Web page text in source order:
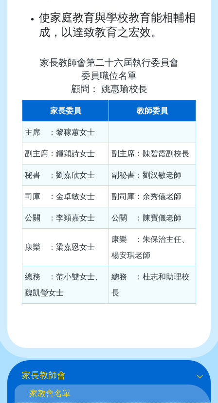
使家庭教育與學校教育能相輔相
成，以達致教育之宏效。
家長教師會第二十六屆執行委員會
委員職位名單
顧問： 姚惠瑜校長
家長委員 教師委員
主席 ：黎稼蕙女士
副主席：鍾穎詩女士 副主席：陳碧霞副校長
秘書 ：劉嘉欣女士 副秘書：劉汉敏老師
司庫 ：金卓敏女士 副司庫：余秀儀老師
公關 ：李穎嘉女士 公關 ：陳寶儀老師
康樂 ：梁嘉恩女士
康樂 ：朱保治主任、
楊安琪老師
總務 ：范小雙女士、
魏凱瑩女士
總務 ：杜志和助理校
長
Main
navigation
家長教師會
家教會名單